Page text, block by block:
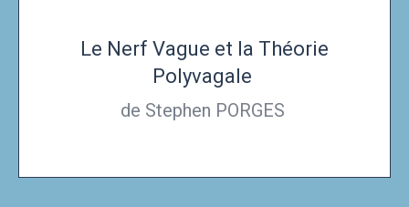
Le Nerf Vague et la Théorie
Polyvagale
de Stephen PORGES